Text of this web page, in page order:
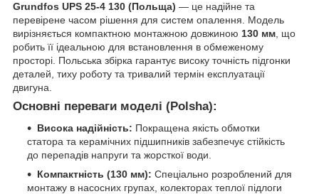
Grundfos UPS 25-4 130 (Польща) — це надійне та
перевірене часом рішення для систем опалення. Модель
вирізняється компактною монтажною довжиною 130 мм , що
робить її ідеальною для встановлення в обмеженому
просторі. Польська збірка гарантує високу точність підгонки
деталей, тиху роботу та тривалий термін експлуатації
двигуна.
Основні переваги моделі (Polsha):
Висока надійність: Покращена якість обмотки
статора та керамічних підшипників забезпечує стійкість
до перепадів напруги та жорсткої води.
Компактність (130 мм): Спеціально розроблений для
монтажу в насосних групах, колекторах теплої підлоги